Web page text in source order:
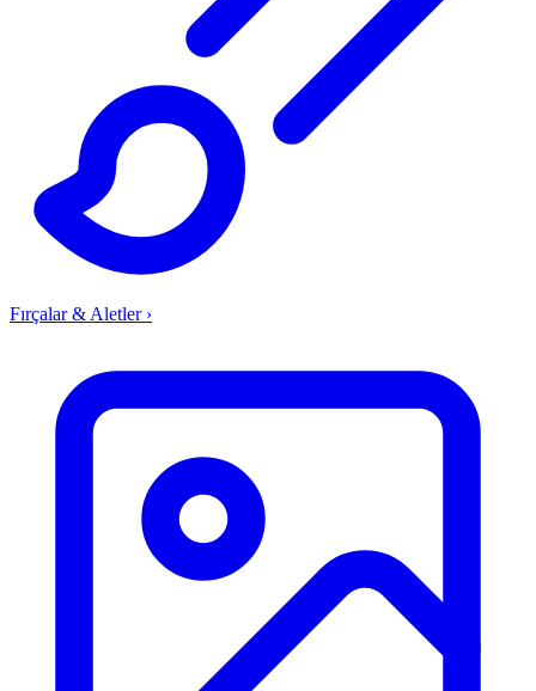
Fırçalar & Aletler ›